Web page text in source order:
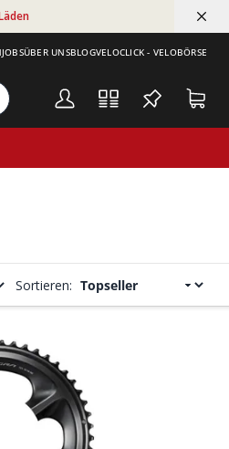
JOBSÜBER UNSBLOGVELOCLICK - VELOBÖRSE
Sortieren: